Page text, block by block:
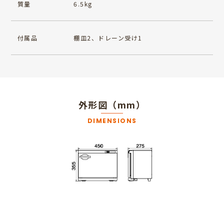
質量 6.5kg
付属品 棚皿2、ドレーン受け1
外形図（mm）
DIMENSIONS